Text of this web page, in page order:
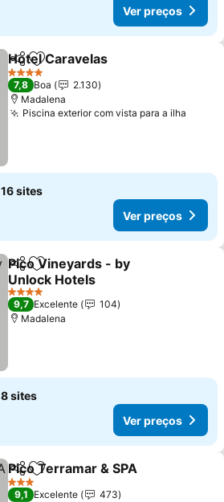
Ver preços
PartilharAdicionar aos favoritos
Hotel Caravelas
4 Estrelas
7,8 Boa
2.130
Madalena
Piscina exterior com vista para a ilha
16 sites
Ver preços
PartilharAdicionar aos favoritos
Pico Vineyards - by
Unlock Hotels
Ver preços
4 Estrelas
9,7 Excelente
104
Madalena
8 sites
Ver preços
PartilharAdicionar aos favoritos
Pico Terramar & SPA
3 Estrelas
9,1 Excelente
473